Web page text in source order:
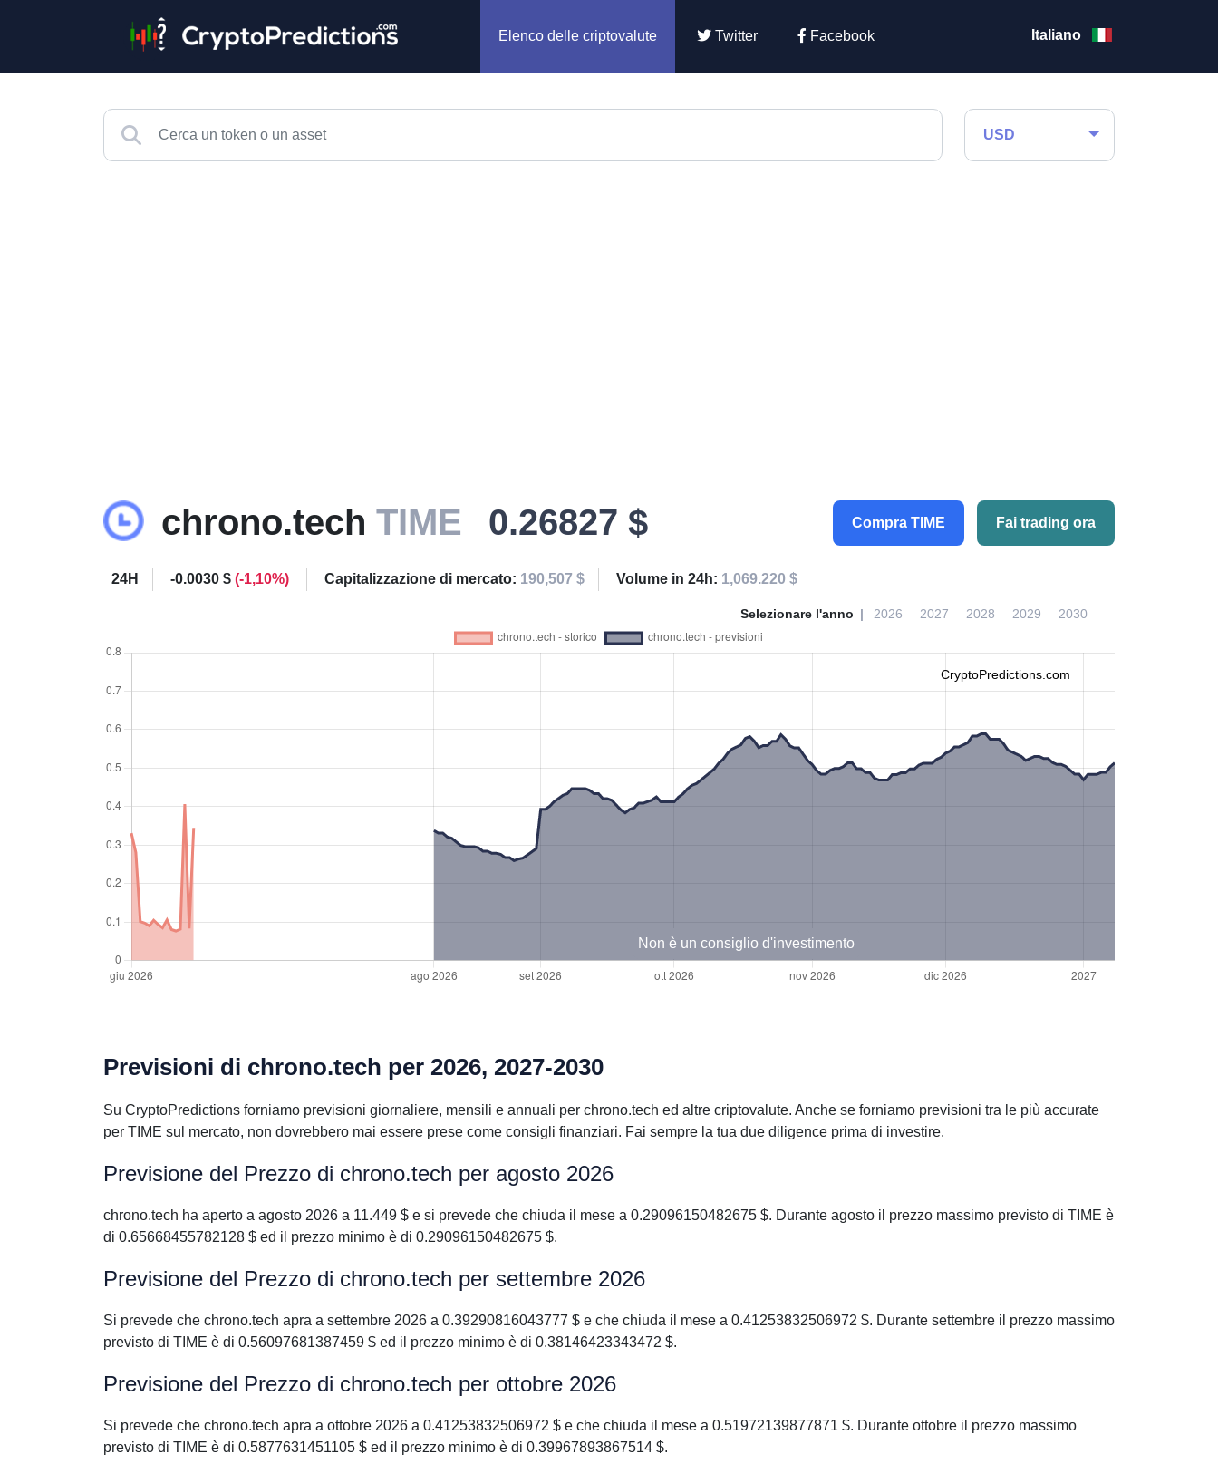
Elenco delle criptovalute Twitter Facebook Italiano
USD
chrono.tech TIME 0.26827 $ Compra TIME Fai trading ora
24H -0.0030 $ (-1,10%) Capitalizzazione di mercato: 190,507 $ Volume in 24h: 1,069.220 $
Selezionare l'anno 2026 2027 2028 2029 2030
CryptoPredictions.com
Non è un consiglio d'investimento
Previsioni di chrono.tech per 2026, 2027-2030
Su CryptoPredictions forniamo previsioni giornaliere, mensili e annuali per chrono.tech ed altre criptovalute. Anche se forniamo previsioni tra le più accurate
per TIME sul mercato, non dovrebbero mai essere prese come consigli finanziari. Fai sempre la tua due diligence prima di investire.
Previsione del Prezzo di chrono.tech per agosto 2026
chrono.tech ha aperto a agosto 2026 a 11.449 $ e si prevede che chiuda il mese a 0.29096150482675 $. Durante agosto il prezzo massimo previsto di TIME è
di 0.65668455782128 $ ed il prezzo minimo è di 0.29096150482675 $.
Previsione del Prezzo di chrono.tech per settembre 2026
Si prevede che chrono.tech apra a settembre 2026 a 0.39290816043777 $ e che chiuda il mese a 0.41253832506972 $. Durante settembre il prezzo massimo
previsto di TIME è di 0.56097681387459 $ ed il prezzo minimo è di 0.38146423343472 $.
Previsione del Prezzo di chrono.tech per ottobre 2026
Si prevede che chrono.tech apra a ottobre 2026 a 0.41253832506972 $ e che chiuda il mese a 0.51972139877871 $. Durante ottobre il prezzo massimo
previsto di TIME è di 0.5877631451105 $ ed il prezzo minimo è di 0.39967893867514 $.